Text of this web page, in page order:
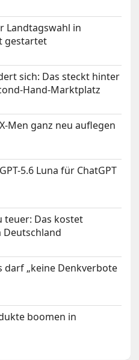
Landtagswahl in
gestartet
sich: Das steckt hinter
Hand-Marktplatz
Men ganz neu auflegen
5.6 Luna für ChatGPT
teuer: Das kostet
Deutschland
darf „keine Denkverbote
boomen in